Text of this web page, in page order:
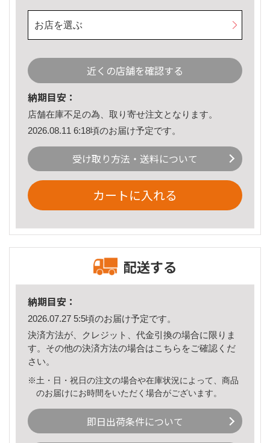
お店を選ぶ
近くの店舗を確認する
納期目安：
店舗在庫不足の為、取り寄せ注文となります。
2026.08.11 6:18頃のお届け予定です。
受け取り方法・送料について
カートに入れる
配送する
納期目安：
2026.07.27 5:5頃のお届け予定です。
決済方法が、クレジット、代金引換の場合に限りま
す。その他の決済方法の場合はこちら をご確認くだ
さい。
※土・日・祝日の注文の場合や在庫状況によって、商品
のお届けにお時間をいただく場合がございます。
即日出荷条件について